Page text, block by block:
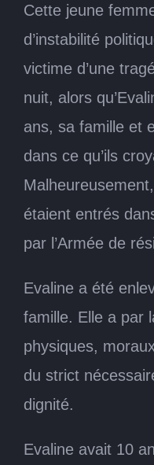
Cette jeune
d’instabilité
victime d’une
nuit, alors
ans, sa famille et
dans ce qu’ils
étaient entrés
par l’Armée de
Evaline a été
famille. Elle a par
physiques,
du strict
dignité.
Evaline avait 10